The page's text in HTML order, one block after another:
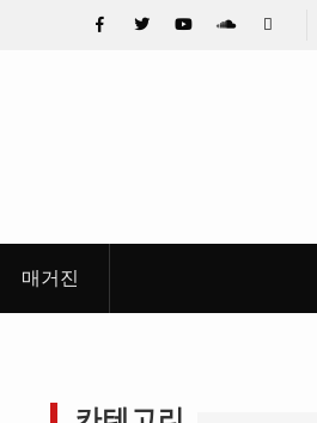
충청 청소년이 만든 U대회 홍
매거진